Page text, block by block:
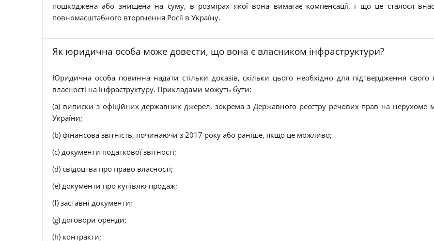
пошкоджена або знищена на суму, в розмірах якої вона вимагає компенсації, і що це сталося
повномасштабного вторгнення Росії в Україну.
Як юридична особа може довести, що вона є власником інфраструктури?
Юридична особа повинна надати стільки доказів, скільки цього необхідно для підтвердження свого
власності на інфраструктуру. Прикладами можуть бути:
(a) виписки з офіційних державних джерел, зокрема з Державного реєстру речових прав на нерухоме
України;
(b) фінансова звітність, починаючи з 2017 року або раніше, якщо це можливо;
(c) документи податкової звітності;
(d) свідоцтва про право власності;
(e) документи про купівлю-продаж;
(f) заставні документи;
(g) договори оренди;
(h) контракти;